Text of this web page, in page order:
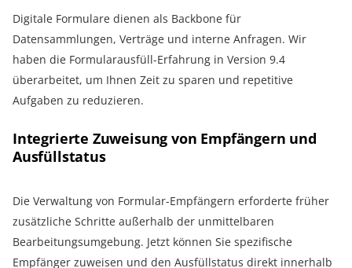
Digitale Formulare dienen als Backbone für
Datensammlungen, Verträge und interne Anfragen. Wir
haben die Formularausfüll-Erfahrung in Version 9.4
überarbeitet, um Ihnen Zeit zu sparen und repetitive
Aufgaben zu reduzieren.
Integrierte Zuweisung von Empfängern und
Ausfüllstatus
Die Verwaltung von Formular-Empfängern erforderte früher
zusätzliche Schritte außerhalb der unmittelbaren
Bearbeitungsumgebung. Jetzt können Sie spezifische
Empfänger zuweisen und den Ausfüllstatus direkt innerhalb